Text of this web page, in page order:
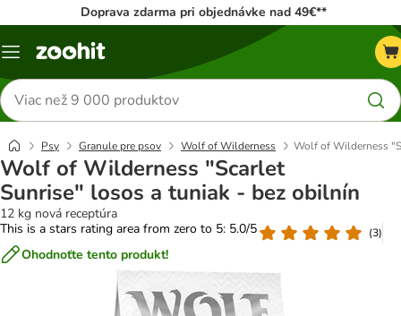
Doprava zdarma pri objednávke nad 49€**
Kategórie
Hľadať
produkty
Psy Granule pre psov Wolf of Wilderness Wolf of Wilderness
Wolf of Wilderness "Scarlet
Sunrise" losos a tuniak - bez obilnín
12 kg nová receptúra
This is a stars rating area from zero to 5: 5.0/5
(3)
Ohodnoťte tento produkt!